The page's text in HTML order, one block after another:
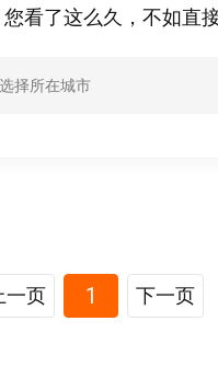
选择所在城市
您看了这么久，不如直
一页 1 下一页